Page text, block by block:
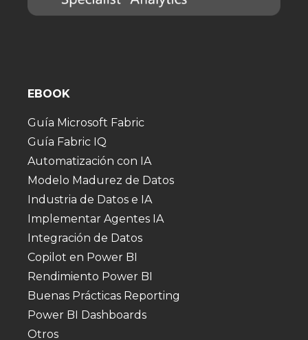
EBOOK
Guía Microsoft Fabric
Guía Fabric IQ
Automatización con IA
Modelo Madurez de Datos
Industria de Datos e IA
Implementar Agentes IA
Integración de Datos
Copilot en Power BI
Rendimiento Power BI
Buenas Prácticas Reporting
Power BI Dashboards
Otros